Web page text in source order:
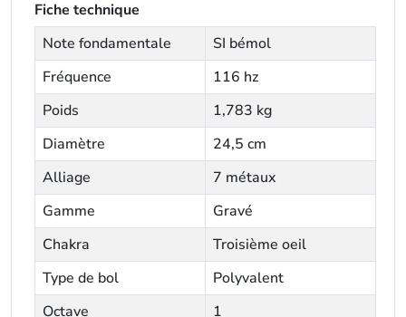
Fiche technique
Note fondamentale
SI bémol
Fréquence
116 hz
Poids
1,783 kg
Diamètre
24,5 cm
Alliage
7 métaux
Gamme
Gravé
Chakra
Troisième oeil
Type de bol
Polyvalent
Octave
1